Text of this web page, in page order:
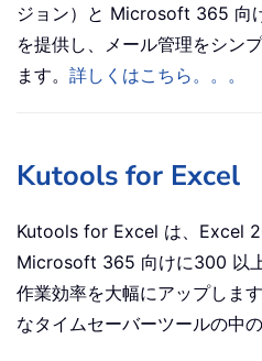
ジョン）と Microsoft 365 向
を提供し、メール管理をシン
ます。 詳しくはこちら。。。
Kutools for Excel
Kutools for Excel は、Excel
Microsoft 365 向けに300 以
作業効率を大幅にアップしま
なタイムセーバーツールの中